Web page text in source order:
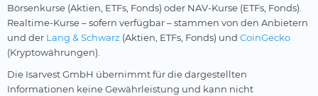
Börsenkurse (Aktien, ETFs, Fonds) oder NAV-Kurse (ETFs, Fonds).
Realtime-Kurse – sofern verfügbar – stammen von den Anbietern
und der Lang & Schwarz (Aktien, ETFs, Fonds) und CoinGecko
(Kryptowährungen).
Die Isarvest GmbH übernimmt für die dargestellten
Informationen keine Gewährleistung und kann nicht